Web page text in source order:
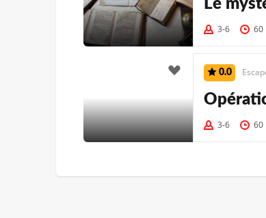
Le
3-6 60
0.0
3-6 60